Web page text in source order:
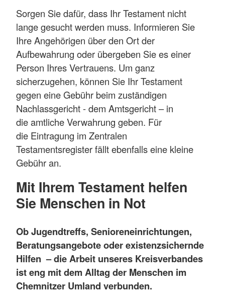
Sorgen Sie dafür, dass Ihr Testament nicht
lange gesucht werden muss. Informieren Sie
Ihre Angehörigen über den Ort der
Aufbewahrung oder übergeben Sie es einer
Person Ihres Vertrauens. Um ganz
sicherzugehen, können Sie Ihr Testament
gegen eine Gebühr beim zuständigen
Nachlassgericht - dem Amtsgericht – in
die amtliche Verwahrung geben. Für
die Eintragung im Zentralen
Testamentsregister fällt ebenfalls eine kleine
Gebühr an.
Mit Ihrem Testament helfen
Sie Menschen in Not
Ob Jugendtreffs, Senioreneinrichtungen,
Beratungsangebote oder existenzsichernde
Hilfen – die Arbeit unseres Kreisverbandes
ist eng mit dem Alltag der Menschen im
Chemnitzer Umland verbunden.